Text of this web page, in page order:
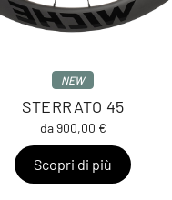
NEW
STERRATO 45
da 900,00 €
Scopri di più